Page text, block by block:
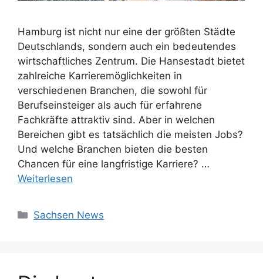
Hamburg ist nicht nur eine der größten Städte
Deutschlands, sondern auch ein bedeutendes
wirtschaftliches Zentrum. Die Hansestadt bietet
zahlreiche Karrieremöglichkeiten in
verschiedenen Branchen, die sowohl für
Berufseinsteiger als auch für erfahrene
Fachkräfte attraktiv sind. Aber in welchen
Bereichen gibt es tatsächlich die meisten Jobs?
Und welche Branchen bieten die besten
Chancen für eine langfristige Karriere? …
Weiterlesen
Kategorien
Sachsen News